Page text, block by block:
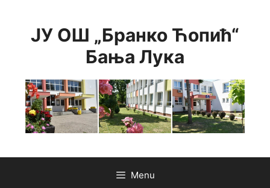
contentЈУ ОШ „Бранко Ћопић“
Бања Лука
Menu